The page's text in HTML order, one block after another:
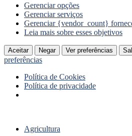
Gerenciar opções
Gerenciar serviços
Gerenciar {vendor_count}
Leia mais sobre esses objetivos
Aceitar Negar Ver preferências
preferências
Política de Cookies
Política de privacidade
Agricultura